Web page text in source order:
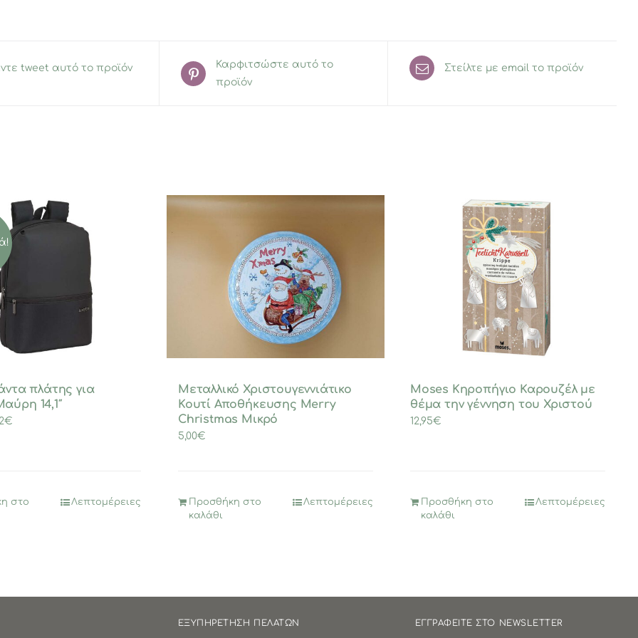
tweet αυτό το προϊόν
Καρφιτσώστε αυτό το
προϊόν
Στείλτε με email το προϊόν
πλάτης για
14,1″
€
στο
Λεπτομέρειες
Μεταλλικό Χριστουγεννιάτικο
Κουτί Αποθήκευσης Merry
Christmas Μικρό
5,00€
Προσθήκη στο
καλάθι
Λεπτομέρειες
Moses Κηροπήγιο Καρουζέλ με
θέμα την γέννηση του Χριστού
12,95€
Προσθήκη στο
καλάθι
Λεπτομέρειες
ΕΞΥΠΗΡΕΤΗΣΗ ΠΕΛΑΤΩΝ ΕΓΓΡΑΦΕΙΤΕ ΣΤΟ NEWSLETTER